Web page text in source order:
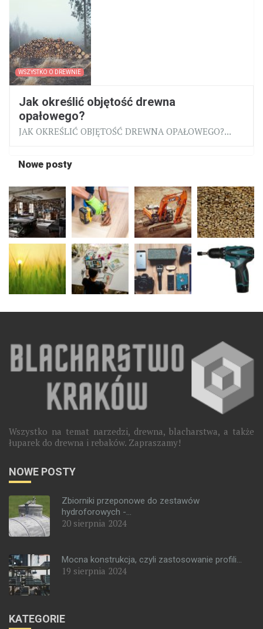
WSZYSTKO O DREWNIE
Jak określić objętość drewna
opałowego?
JAK OKREŚLIĆ OBJĘTOŚĆ DREWNA OPAŁOWEGO?...
Nowe posty
Wszystko na temat narzedzi, drewna, blacharstwa, a także
łuparek do drewna i rebaków. Zapraszamy!
NOWE POSTY
Zbiorniki przeponowe do zestawów
hydroforowych -...
20 sierpnia 2024
Mocna konstrukcja, czyli zastosowanie profili...
19 sierpnia 2024
KATEGORIE